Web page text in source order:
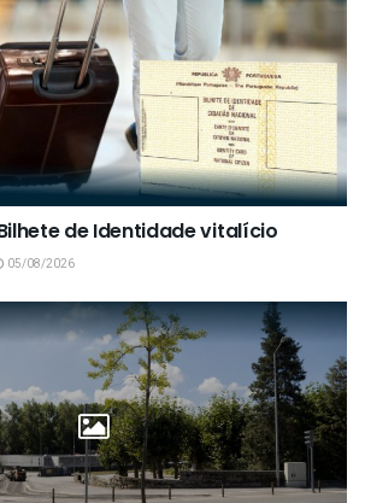
de Identidade vitalício
05/08/2026